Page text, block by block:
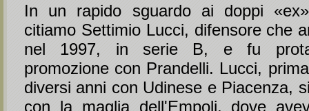
In un rapido sguardo ai doppi
citiamo Settimio Lucci, difensore che
nel 1997, in serie B, e fu
promozione con Prandelli. Lucci,
diversi anni con Udinese e Piacenza,
con la maglia dell'Empoli, dove